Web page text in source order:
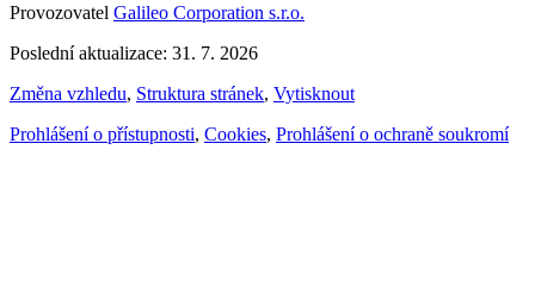
Provozovatel Galileo Corporation s.r.o.
Poslední aktualizace: 31. 7. 2026
Změna vzhledu, Struktura stránek, Vytisknout
Prohlášení o přístupnosti, Cookies, Prohlášení o ochraně soukromí